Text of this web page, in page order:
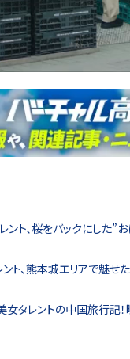
ント、桜をバックにした”
レント、熊本城エリアで
美女タレントの中国旅行